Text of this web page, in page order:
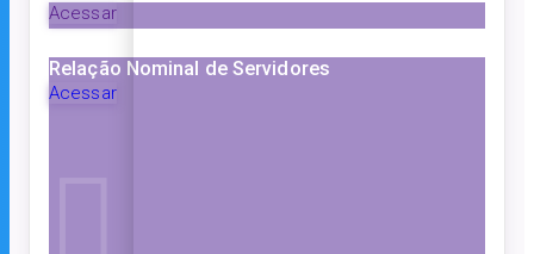
Acessar
Relação Nominal de Servidores
Acessar